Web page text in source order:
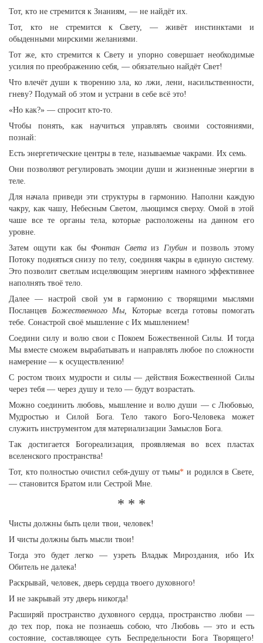
Тот, кто не стремится к Знаниям, — не найдёт их.
Тот, кто не стремится к Свету, — живёт инстинктами и
обыденными мирскими желаниями.
Тот же, кто стремится к Свету и упорно совершает необходимые
усилия по преображению себя, — обязательно найдёт Свет!
Что влечёт души к творению зла, ко лжи, лени, насильственности,
гневу? Подумай об этом и устрани в себе всё это!
«Но как?» — спросит кто-то.
Чтобы понять, как научиться управлять своими состояниями,
познай:
Есть энергетические центры в теле, называемые чакрами. Их семь.
Они позволяют регулировать эмоции души и жизненные энергии в
теле.
Для начала приведи эти структуры в гармонию. Наполни каждую
чакру, как чашу, Небесным Светом, льющимся сверху. Омой в этой
чаше все те органы тела, которые расположены на данном его
уровне.
Затем ощути как бы Фонтан Светаиз Глубини позволь этому
Потоку подняться снизу по телу, соединяя чакры в единую систему.
Это позволит светлым исцеляющим энергиям намного эффективнее
наполнять твоё тело.
Далее — настрой свой ум в гармонию с творящими мыслями
ПосланцевБожественного Мы, Которые всегда готовы помогать
тебе. Сонастрой своё мышление с Их мышлением!
Соедини силу и волю свои с Покоем Божественной Силы. И тогда
Мы вместе сможем вырабатывать и направлять любое по сложности
намерение — к осуществлению!
С ростом твоих мудрости и силы — действия Божественной Силы
через тебя — через душу и тело — будут возрастать.
Можно соединить любовь, мышление и волю души — с Любовью,
Мудростью и Силой Бога. Тело такого Бого-Человека может
служить инструментом для материализации Замыслов Бога.
Так достигается Богореализация, проявляемая во всех пластах
вселенского пространства!
Тот, кто полностью очистил себя-душу от тьмы* и родился в Свете,
— становится Братом или Сестрой Мне.
* * *
Чисты должны быть цели твои, человек!
И чисты должны быть мысли твои!
Тогда это будет легко — узреть Владык Мироздания, ибо Их
Обитель не далека!
Раскрывай, человек, дверь сердца твоего духовного!
И не закрывай эту дверь никогда!
Расширяй пространство духовного сердца, пространство любви —
до тех пор, пока не познаешь собою, что Любовь — это и есть
состояние, составляющее суть Беспредельности Бога Творящего!